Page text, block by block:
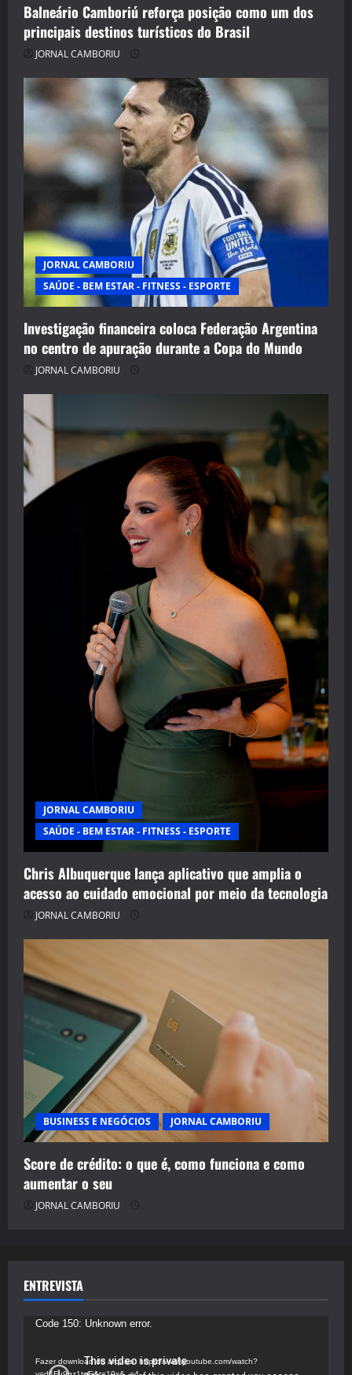
Balneário Camboriú reforça posição como um dos
principais destinos turísticos do Brasil
JORNAL CAMBORIU
JORNAL CAMBORIU
SAÚDE - BEM ESTAR - FITNESS - ESPORTE
Investigação financeira coloca Federação Argentina
no centro de apuração durante a Copa do Mundo
JORNAL CAMBORIU
JORNAL CAMBORIU
SAÚDE - BEM ESTAR - FITNESS - ESPORTE
Chris Albuquerque lança aplicativo que amplia o
acesso ao cuidado emocional por meio da tecnologia
JORNAL CAMBORIU
BUSINESS E NEGÓCIOS JORNAL CAMBORIU
Score de crédito: o que é, como funciona e como
aumentar o seu
JORNAL CAMBORIU
ENTREVISTA
Tocador
vídeo
Code 150: Unknown error.
Fazer download do arquivo: https://www.youtube.com/watch?